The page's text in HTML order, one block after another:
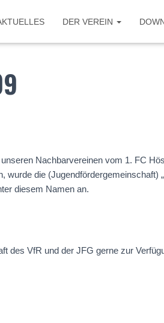
DER VEREIN
Nachbarvereinen vom 1. FC
die (Jugendfördergemeinschaft)
diesem Namen an.
des VfR und der JFG gerne zur